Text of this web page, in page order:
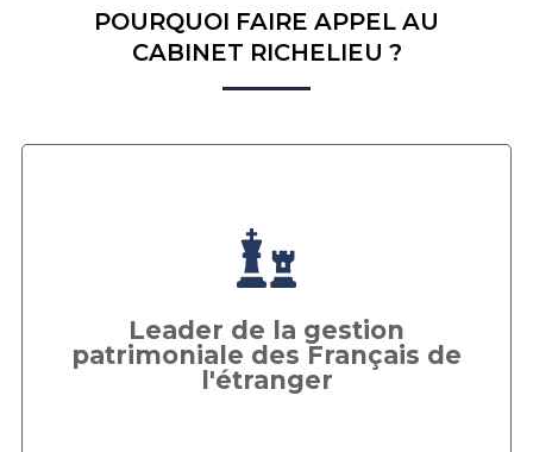
POURQUOI FAIRE APPEL AU
CABINET RICHELIEU ?
Leader de la gestion
patrimoniale des Français de
l'étranger
Cabinet Richelieu International
Le cabinet Richelieu International est le leader
les Français expatriés ou résidents à l’étranger
ÊTRE RAPPELÉ